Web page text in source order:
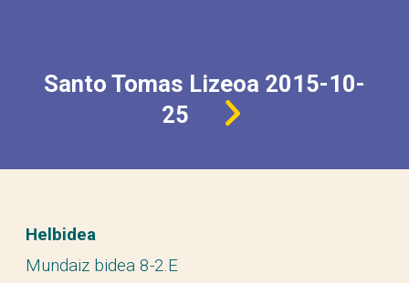
Santo Tomas Lizeoa 2015-10-
25
Helbidea
Mundaiz bidea 8-2.E